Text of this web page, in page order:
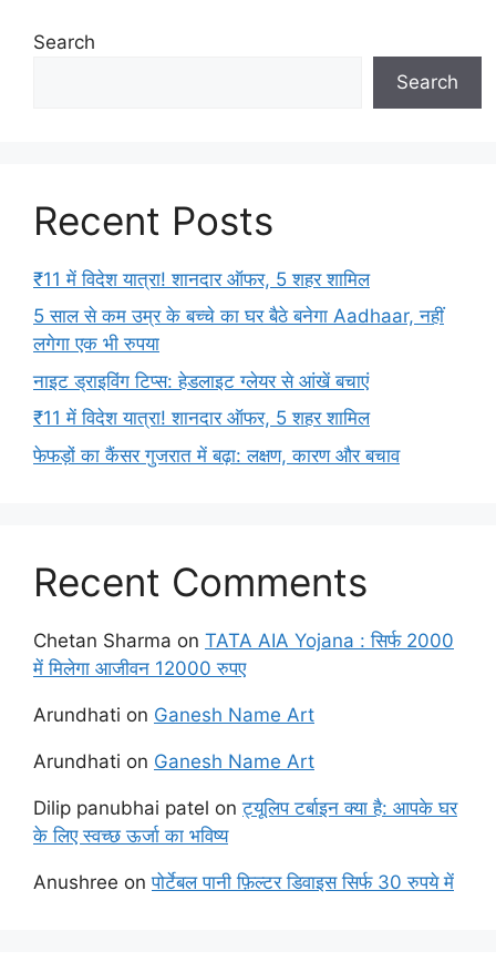
Search
Search
Recent Posts
₹11 में विदेश यात्रा! शानदार ऑफर, 5 शहर शामिल
5 साल से कम उम्र के बच्चे का घर बैठे बनेगा Aadhaar, नहीं
लगेगा एक भी रुपया
नाइट ड्राइविंग टिप्स: हेडलाइट ग्लेयर से आंखें बचाएं
₹11 में विदेश यात्रा! शानदार ऑफर, 5 शहर शामिल
फेफड़ों का कैंसर गुजरात में बढ़ा: लक्षण, कारण और बचाव
Recent Comments
Chetan Sharma on TATA AIA Yojana : सिर्फ 2000
में मिलेगा आजीवन 12000 रुपए
Arundhati on Ganesh Name Art
Arundhati on Ganesh Name Art
Dilip panubhai patel onट्यूलिप टर्बाइन क्या है: आपके घर
के लिए स्वच्छ ऊर्जा का भविष्य
Anushree onपोर्टेबल पानी फ़िल्टर डिवाइस सिर्फ 30 रुपये में